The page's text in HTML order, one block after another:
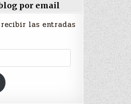
por email
las entradas